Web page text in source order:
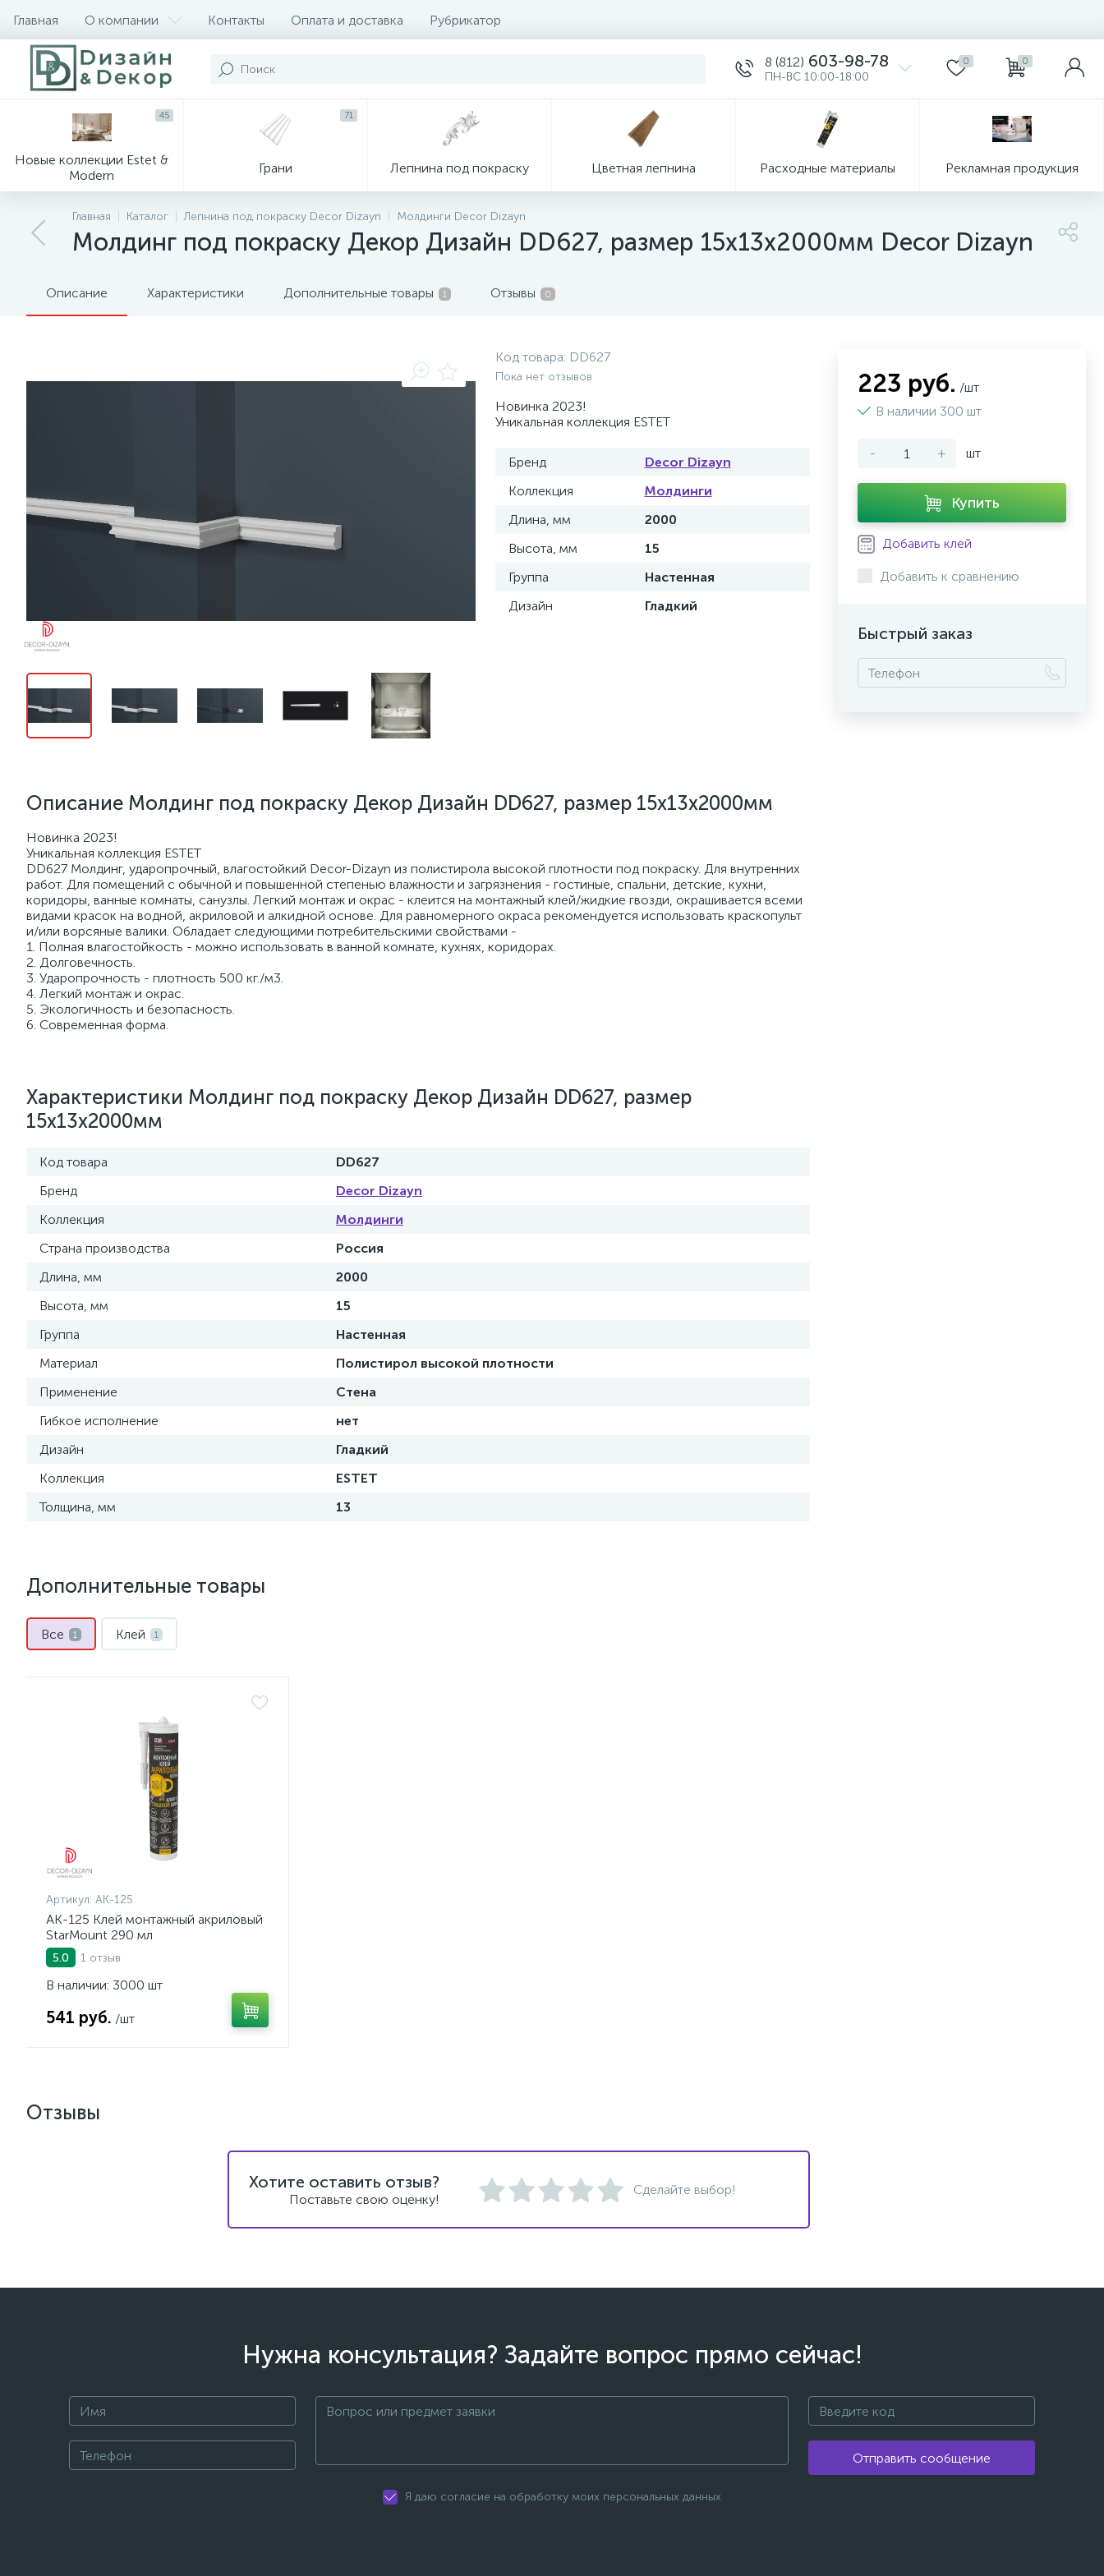
Главная О компании Контакты Оплата и доставка Рубрикатор
8 (812) 603-98-78
ПН-ВС 10:00-18:00
0 0
Новые коллекции Estet &
Modern
45
Грани
71
Лепнина под покраску Цветная лепнина Расходные материалы Рекламная продукция
Главная Каталог Лепнина под покраску Decor Dizayn Молдинги Decor Dizayn
Молдинг под покраску Декор Дизайн DD627, размер 15x13x2000мм Decor Dizayn
Описание Характеристики Дополнительные товары 1 Отзывы 0
Код товара: DD627
Пока нет отзывов
Новинка 2023!
Уникальная коллекция ESTET
Бренд
Decor Dizayn
Коллекция
Молдинги
Длина, мм
2000
Высота, мм
15
Группа
Настенная
Дизайн
Гладкий
Описание Молдинг под покраску Декор Дизайн DD627, размер 15x13x2000мм
Новинка 2023!
Уникальная коллекция ESTET
DD627 Молдинг, ударопрочный, влагостойкий Decor-Dizayn из полистирола высокой плотности под покраску. Для внутренних
работ. Для помещений с обычной и повышенной степенью влажности и загрязнения - гостиные, спальни, детские, кухни,
коридоры, ванные комнаты, санузлы. Легкий монтаж и окрас - клеится на монтажный клей/жидкие гвозди, окрашивается всеми
видами красок на водной, акриловой и алкидной основе. Для равномерного окраса рекомендуется использовать краскопульт
и/или ворсяные валики. Обладает следующими потребительскими свойствами -
1. Полная влагостойкость - можно использовать в ванной комнате, кухнях, коридорах.
2. Долговечность.
3. Ударопрочность - плотность 500 кг./м3.
4. Легкий монтаж и окрас.
5. Экологичность и безопасность.
6. Современная форма.
Характеристики Молдинг под покраску Декор Дизайн DD627, размер
15x13x2000мм
Код товара
DD627
Бренд
Decor Dizayn
Коллекция
Молдинги
Страна производства
Россия
Длина, мм
2000
Высота, мм
15
Группа
Настенная
Материал
Полистирол высокой плотности
Применение
Стена
Гибкое исполнение
нет
Дизайн
Гладкий
Коллекция
ESTET
Толщина, мм
13
223 руб. /шт
В наличии 300 шт
- + шт
Купить
Добавить клей
Добавить к сравнению
Быстрый заказ
Дополнительные товары
Все 1 Клей 1
Артикул: AK-125
AK-125 Клей монтажный акриловый
StarMount 290 мл
5.0 1 отзыв
В наличии: 3000 шт
541 руб. /шт
Отзывы
Хотите оставить отзыв?
Поставьте свою оценку!
Сделайте выбор!
Нужна консультация? Задайте вопрос прямо сейчас!
Отправить сообщение
Я даю согласие на обработку моих персональных данных